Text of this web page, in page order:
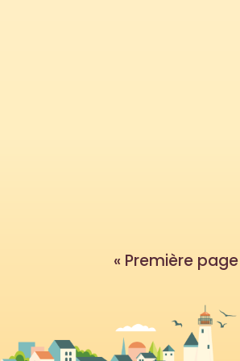
« Première page